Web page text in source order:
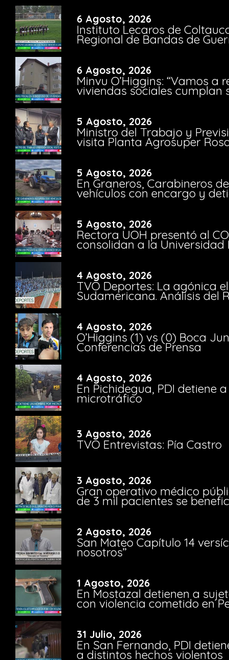
6 Agosto, 2026
Instituto Lecaros de
Regional de Bandas de
6 Agosto, 2026
Minvu O’Higgins: “Vamos a
viviendas sociales cumplan
5 Agosto, 2026
Ministro del Trabajo y
visita Planta Agrosuper
5 Agosto, 2026
En Graneros, Carabineros
vehículos con encargo y
5 Agosto, 2026
Rectora UOH presentó al
consolidan a la Universidad
4 Agosto, 2026
TVO Deportes: La agónica
Sudamericana. Análisis del
4 Agosto, 2026
O’Higgins (1) vs (0) Boca
Conferencias de Prensa
4 Agosto, 2026
En Pichidegua, PDI detiene
microtráfico
3 Agosto, 2026
TVO Entrevistas: Pía Castro
3 Agosto, 2026
Gran operativo médico
de 3 mil pacientes se
2 Agosto, 2026
San Mateo Capítulo 14
nosotros”
1 Agosto, 2026
En Mostazal detienen a
con violencia cometido en
31 Julio, 2026
En San Fernando, PDI
a distintos hechos violentos